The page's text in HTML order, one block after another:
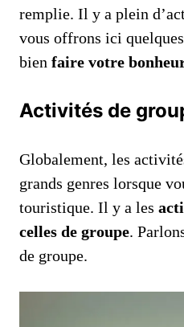
remplie. Il y a plein
vous offrons ici
bien faire votre
Activités de
Globalement, les
grands genres lorsque
touristique. Il y a les
celles de groupe.
de groupe.